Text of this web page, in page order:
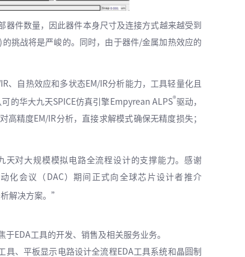
件数量，因此器件本身尺寸及连接方式越来越受到
挑战将是严峻的。同时，由于器件/金属加热效应的
、自热效应和多状态EM/IR分析能力，工具轻量化且
的华大九天SPICE仿真引擎Empyrean ALPS®驱动，
精度EM/IR分析，直接求解模式确保无精度损失；
天对大规模模拟电路全流程设计的支撑能力。感谢
化会议（DAC）期间正式向全球芯片设计者推介
解决方案。”
EDA工具的开发、销售及相关服务业务。
、平板显示电路设计全流程EDA工具系统和晶圆制